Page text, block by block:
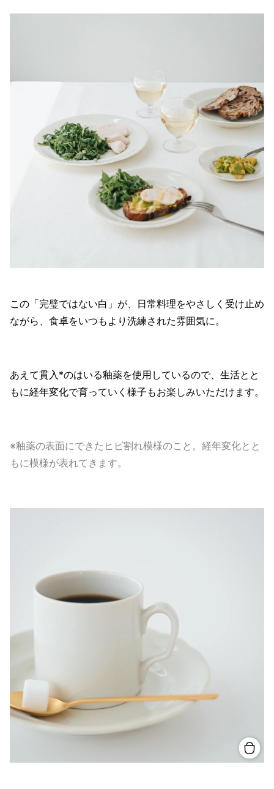
この「完璧ではない白」が、日常料理をやさしく受け止め
ながら、食卓をいつもより洗練された雰囲気に。
あえて貫入*のはいる釉薬を使用しているので、生活とと
もに経年変化で育っていく様子もお楽しみいただけます。
※釉薬の表面にできたヒビ割れ模様のこと。経年変化とと
もに模様が表れてきます。